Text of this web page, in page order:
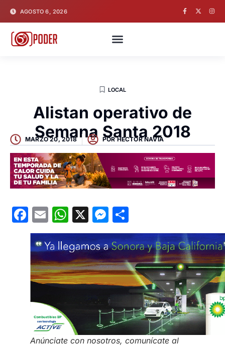
AGOSTO 6, 2026
LOCAL
Alistan operativo de
Semana Santa 2018
MARZO 20, 2018 PORHECTOR NAVIA
Facebook
EmailWhatsApp
X Messenger
Anúnciate con nosotros, comunícate al